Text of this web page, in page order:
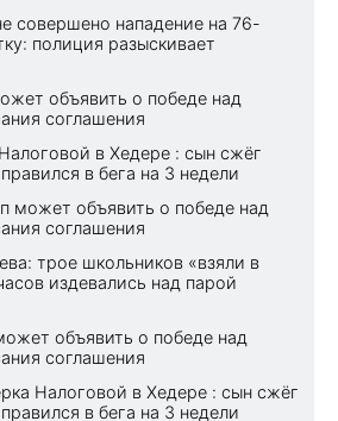
совершено нападение на 76-
полиция разыскивает
объявить о победе над
соглашения
в Хедере : сын сжёг
в бега на 3 недели
может объявить о победе над
соглашения
трое школьников «взяли в
издевались над парой
объявить о победе над
соглашения
Налоговой в Хедере : сын сжёг
в бега на 3 недели